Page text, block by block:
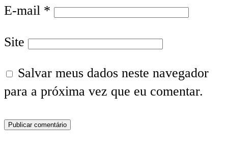
E-mail *
Site
Salvar meus dados neste navegador
para a próxima vez que eu comentar.